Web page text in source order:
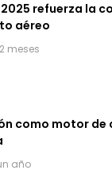
2025 refuerza la
aéreo
meses
como motor
año